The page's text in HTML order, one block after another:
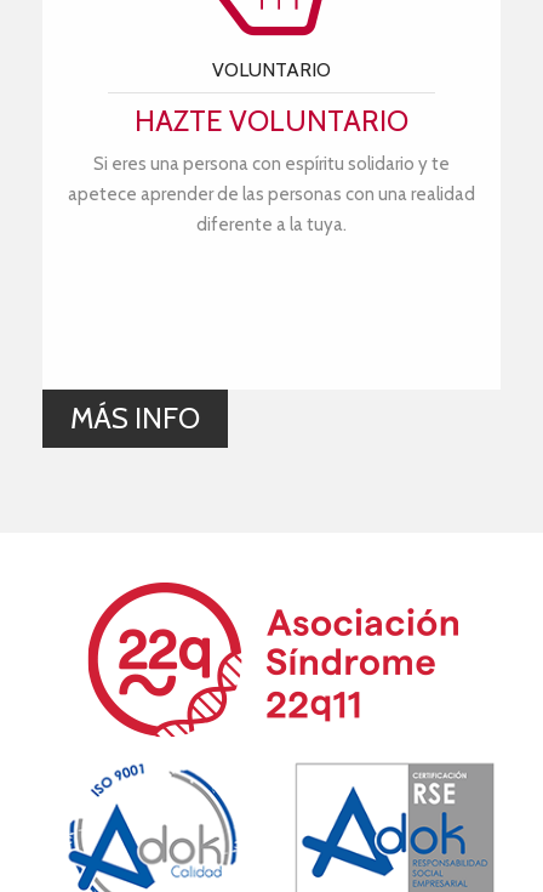
VOLUNTARIO
HAZTE VOLUNTARIO
Si eres una persona con espíritu solidario y te
apetece aprender de las personas con una realidad
diferente a la tuya.
MÁS INFO